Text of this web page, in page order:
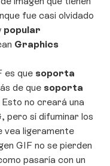
fue casi olvidado
popular
Graphics
es que soporta
de que soporta
Esto no creará una
pero sí difuminar los
vea ligeramente
GIF no se pierden
pasaría con un